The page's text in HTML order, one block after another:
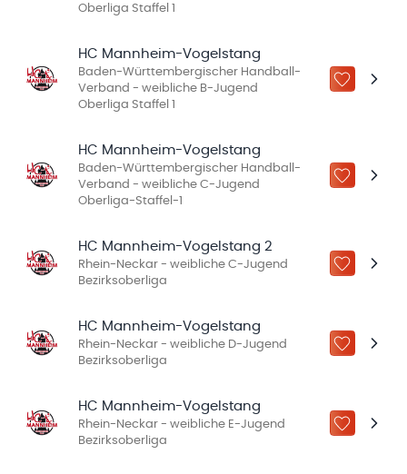
Oberliga Staffel 1
HC Mannheim-Vogelstang
Baden-Württembergischer Handball-
Verband - weibliche B-Jugend
Oberliga Staffel 1
ZU „MEINE
HC Mannheim-Vogelstang
Baden-Württembergischer Handball-
Verband - weibliche C-Jugend
Oberliga-Staffel-1
ZU „MEINE
HC Mannheim-Vogelstang 2
Rhein-Neckar - weibliche C-Jugend
Bezirksoberliga
ZU „MEINE
HC Mannheim-Vogelstang
Rhein-Neckar - weibliche D-Jugend
Bezirksoberliga
ZU „MEINE
HC Mannheim-Vogelstang
Rhein-Neckar - weibliche E-Jugend
Bezirksoberliga
ZU „MEINE